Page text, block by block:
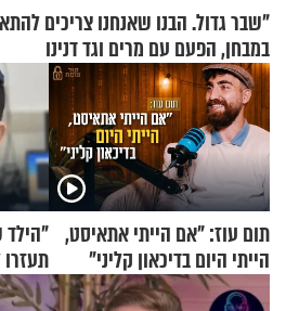
"שבר גדול. הבנו שאנחנו צריכים
במבחן, הפעם עם מרים וגד דנינו
תום עוז: "אם הייתי אתאיסט,
הייתי היום בדיכאון קליני"
"הילד
של יובל בן